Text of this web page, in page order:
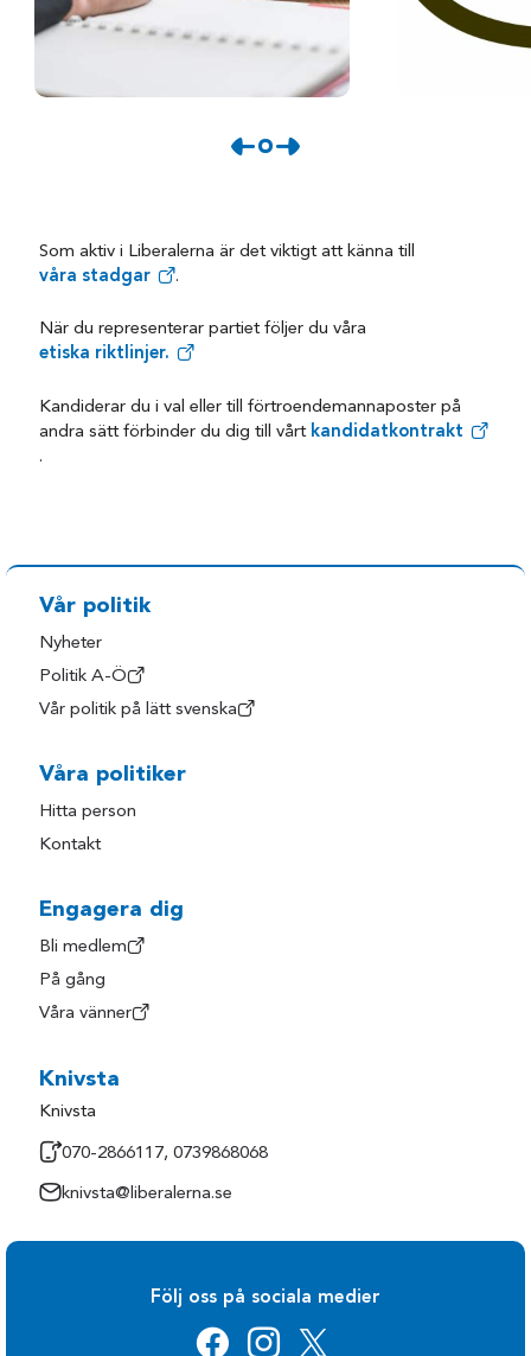
Som aktiv i Liberalerna är det viktigt att känna till
våra stadgar
.
När du representerar partiet följer du våra
etiska riktlinjer.
Kandiderar du i val eller till förtroendemannaposter på
andra sätt förbinder du dig till vårt kandidatkontrakt
.
Vår politik
Nyheter
Politik A-Ö
Vår politik på lätt svenska
Våra politiker
Hitta person
Kontakt
Engagera dig
Bli medlem
På gång
Våra vänner
Knivsta
Knivsta
070-2866117, 0739868068
knivsta@liberalerna.se
Följ oss på sociala medier